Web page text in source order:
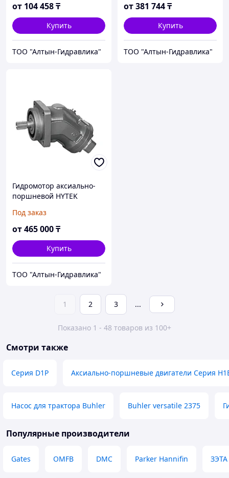
от 104 458₸
Купить
ТОО "Алтын-Гидравлика"
от381 744₸
Купить
ТОО "Алтын-Гидравлика"
Гидромотор аксиально-
поршневой HYTEK
A2F)
Под заказ
от465 000₸
Купить
ТОО "Алтын-Гидравлика"
1 2 3 ...
Показано 1 - 48 товаров из 100+
Смотри также
Серия D1P Аксиально-поршневые двигатели Серия
Насос для трактора Buhler Buhler versatile 2375
Популярные производители
Gates OMFB DMC Parker Hannifin ЗЭТА